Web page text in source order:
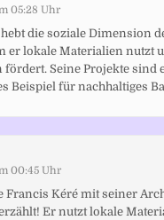
05:28 Uhr
die soziale Dimension
er lokale Materialien nutzt
fördert. Seine Projekte sind
Beispiel für nachhaltiges
00:45 Uhr
Francis Kéré mit seiner
Er nutzt lokale